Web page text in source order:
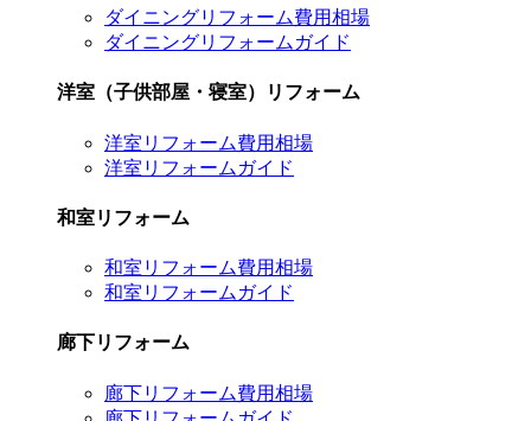
ダイニングリフォーム費用相場
ダイニングリフォームガイド
洋室（子供部屋・寝室）リフォーム
洋室リフォーム費用相場
洋室リフォームガイド
和室リフォーム
和室リフォーム費用相場
和室リフォームガイド
廊下リフォーム
廊下リフォーム費用相場